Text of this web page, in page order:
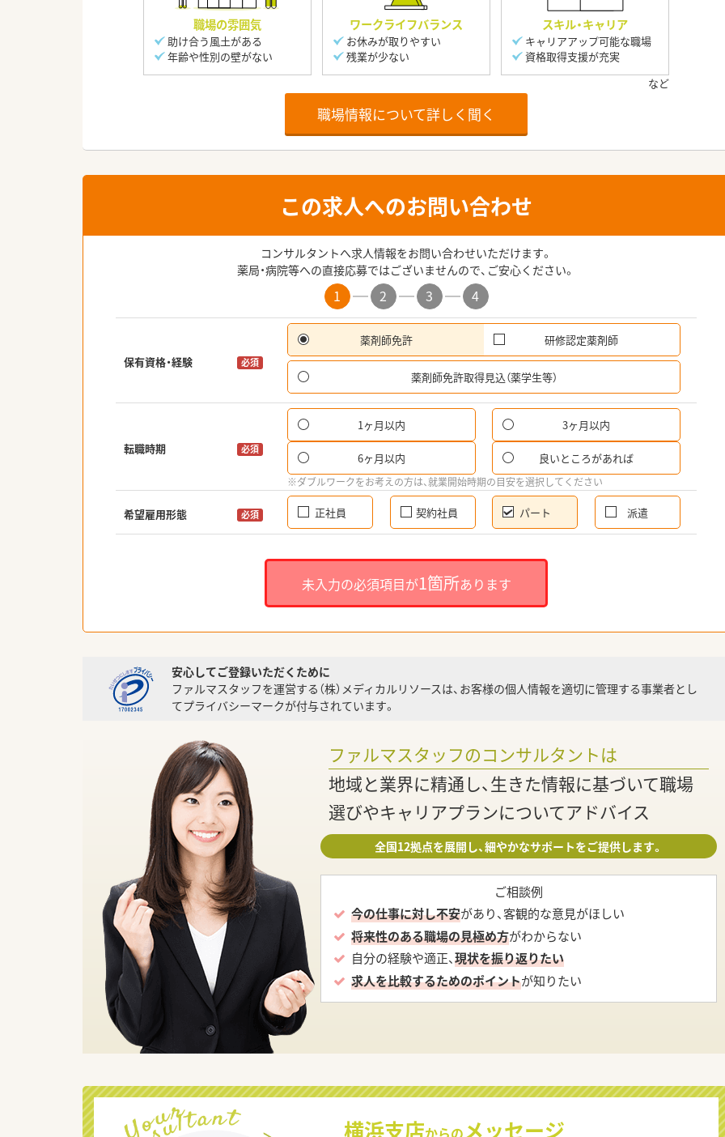
職場の雰囲気
助け合う風土がある
年齢や性別の壁がない
ワークライフバランス
お休みが取りやすい
残業が少ない
スキル・キャリア
キャリアアップ可能な職場
資格取得支援が充実
職場情報について詳しく聞く
この求人へのお問い合わせ
コンサルタントへ求人情報をお問い合わせいただけます。
薬局・病院等への直接応募ではございませんので、ご安心ください。
1 2 3 4
保有資格・経験 必須
薬剤師免許 研修認定薬剤師
薬剤師免許取得見込（薬学生等）
転職時期 必須
1ヶ月以内 3ヶ月以内
6ヶ月以内 良いところがあれば
※ダブルワークをお考えの方は、就業開始時期の目安を選択してください
希望雇用形態 必須 正社員 契約社員 パート 派遣
未入力の必須項目が1箇所あります
安心してご登録いただくために
ファルマスタッフを運営する（株）メディカルリソースは、お客様の個人情報を適切に管理する事業者とし
てプライバシーマークが付与されています。
ファルマスタッフのコンサルタントは
地域と業界に精通し、生きた情報に基づいて職場
選びやキャリアプランについてアドバイス
全国12拠点を展開し、細やかなサポートをご提供します。
ご相談例
今の仕事に対し不安があり、客観的な意見がほしい
将来性のある職場の見極め方がわからない
自分の経験や適正、現状を振り返りたい
求人を比較するためのポイントが知りたい
横浜支店 メッセージ